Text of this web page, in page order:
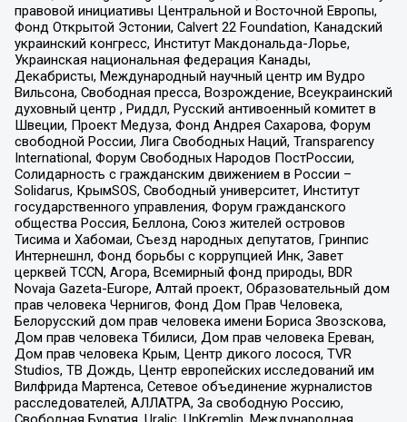
правовой инициативы Центральной и Восточной Европы,
Фонд Открытой Эстонии, Calvert 22 Foundation, Канадский
украинский конгресс, Институт Макдональда-Лорье,
Украинская национальная федерация Канады,
Декабристы, Международный научный центр им Вудро
Вильсона, Свободная пресса, Возрождение, Всеукраинский
духовный центр , Риддл, Русский антивоенный комитет в
Швеции, Проект Медуза, Фонд Андрея Сахарова, Форум
свободной России, Лига Свободных Наций, Transparеncy
International, Форум Свободных Народов ПостРоссии,
Солидарность с гражданским движением в России –
Solidarus, КрымSOS, Свободный университет, Институт
государственного управления, Форум гражданского
общества Россия, Беллона, Союз жителей островов
Тисима и Хабомаи, Съезд народных депутатов, Гринпис
Интернешнл, Фонд борьбы с коррупцией Инк, Завет
церквей TCCN, Агора, Всемирный фонд природы, BDR
Novaja Gazeta-Europe, Алтай проект, Образовательный дом
прав человека Чернигов, Фонд Дом Прав Человека,
Белорусский дом прав человека имени Бориса Звозскова,
Дом прав человека Тбилиси, Дом прав человека Ереван,
Дом прав человека Крым, Центр дикого лосося, TVR
Studios, ТВ Дождь, Центр европейских исследований им
Вилфрида Мартенса, Сетевое объединение журналистов
расследователей, АЛЛАТРА, За свободную Россию,